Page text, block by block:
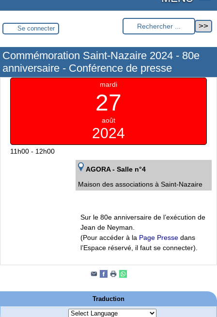
Se connecter
Commémoration Saint-Nazaire 2024 - 80e
anniversaire - Conférence de presse
mardi
27
août
2024
11h00 - 12h00
AGORA - Salle n°4
Maison des associations à Saint-Nazaire
Sur le 80e anniversaire de l’exécution de
Jean de Neyman.
(Pour accéder à la Page Presse dans
l’Espace réservé, il faut se connecter).
Traduction